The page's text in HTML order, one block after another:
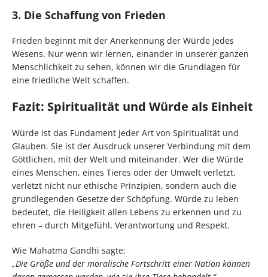
3. Die Schaffung von Frieden
Frieden beginnt mit der Anerkennung der Würde jedes
Wesens. Nur wenn wir lernen, einander in unserer ganzen
Menschlichkeit zu sehen, können wir die Grundlagen für
eine friedliche Welt schaffen.
Fazit: Spiritualität und Würde als Einheit
Würde ist das Fundament jeder Art von Spiritualität und
Glauben. Sie ist der Ausdruck unserer Verbindung mit dem
Göttlichen, mit der Welt und miteinander. Wer die Würde
eines Menschen, eines Tieres oder der Umwelt verletzt,
verletzt nicht nur ethische Prinzipien, sondern auch die
grundlegenden Gesetze der Schöpfung. Würde zu leben
bedeutet, die Heiligkeit allen Lebens zu erkennen und zu
ehren – durch Mitgefühl, Verantwortung und Respekt.
Wie Mahatma Gandhi sagte:
„Die Größe und der moralische Fortschritt einer Nation können